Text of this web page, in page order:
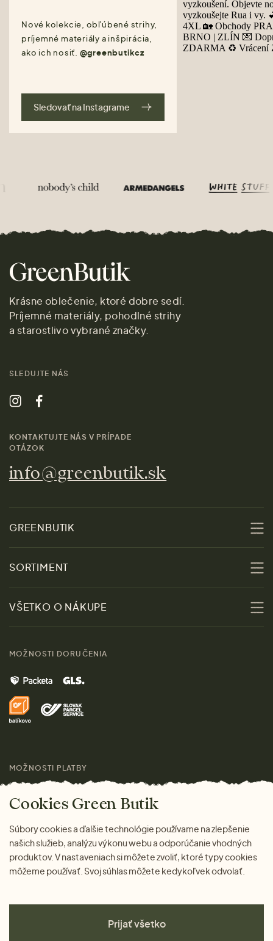
Nové kolekcie, obľúbené strihy,
príjemné materiály a inšpirácia,
ako ich nosiť. @greenbutikcz
Sledovať na Instagrame
Krásne oblečenie, ktoré dobre sedí.
Príjemné materiály, pohodlné strihy
a starostlivo vybrané značky.
SLEDUJTE NÁS
KONTAKTUJTE NÁS V PRÍPADE
OTÁZOK
info@greenbutik.sk
GREENBUTIK
Udržateľnosť
Kontakt
Značky
Pre médiá
SORTIMENT
Zľavy
Ženy
Muži
Domov
Darčeky
VŠETKO O NÁKUPE
Doprava a platba
MOŽNOSTI DORUČENIA
MOŽNOSTI PLATBY
Cookies Green Butik
Súbory cookies a ďalšie technológie používame na zlepšenie
našich služieb, analýzu výkonu webu a odporúčanie vhodných
produktov. V nastaveniach si môžete zvoliť, ktoré typy cookies
môžeme používať. Svoj súhlas môžete kedykoľvek odvolať.
Prijať všetko